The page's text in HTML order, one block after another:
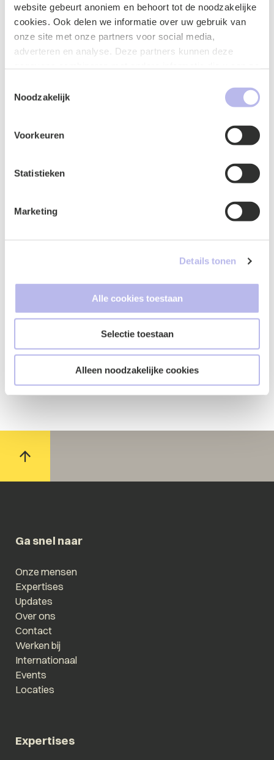
website gebeurt anoniem en behoort tot de noodzakelijke
cookies. Ook delen we informatie over uw gebruik van
onze site met onze partners voor social media,
adverteren en analyse. Deze partners kunnen deze
uw gebruik van hun services.
Noodzakelijk
Voorkeuren
Statistieken
Marketing
Details tonen
Alle cookies toestaan
Selectie toestaan
Alleen noodzakelijke cookies
Vraag of opmerking*
Ga snel naar
Onze mensen
Expertises
Updates
Over ons
Contact
Werken bij
Internationaal
Events
Locaties
Expertises